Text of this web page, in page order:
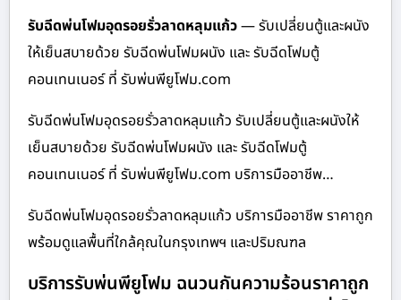
รับฉีดพ่นโฟมอุดรอยรั่วลาดหลุมแก้ว— รับเปลี่ยนตู้และผนัง
ให้เย็นสบายด้วย รับฉีดพ่นโฟมผนัง และ รับฉีดโฟมตู้
คอนเทนเนอร์ ที่ รับพ่นพียูโฟม.com
รับฉีดพ่นโฟมอุดรอยรั่วลาดหลุมแก้ว รับเปลี่ยนตู้และผนังให้
เย็นสบายด้วย รับฉีดพ่นโฟมผนัง และ รับฉีดโฟมตู้
คอนเทนเนอร์ ที่ รับพ่นพียูโฟม.com บริการมืออาชีพ…
รับฉีดพ่นโฟมอุดรอยรั่วลาดหลุมแก้ว บริการมืออาชีพ ราคาถูก
พร้อมดูแลพื้นที่ใกล้คุณในกรุงเทพฯ และปริมณฑล
บริการรับพ่นพียูโฟม ฉนวนกันความร้อนราคาถูก